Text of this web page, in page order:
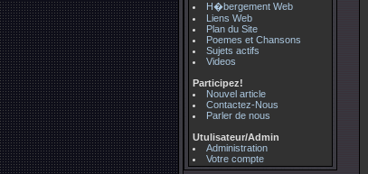
H�bergement Web
Liens Web
Plan du Site
Poemes et Chansons
Sujets actifs
Videos
Participez!
Nouvel article
Contactez-Nous
Parler de nous
Utulisateur/Admin
Administration
Votre compte